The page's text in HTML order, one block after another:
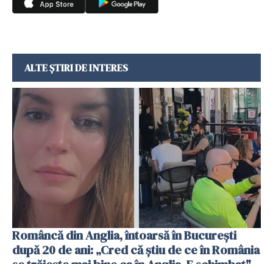
ALTE ȘTIRI DE INTERES
Româncă din Anglia, întoarsă în București
după 20 de ani: „Cred că știu de ce în România